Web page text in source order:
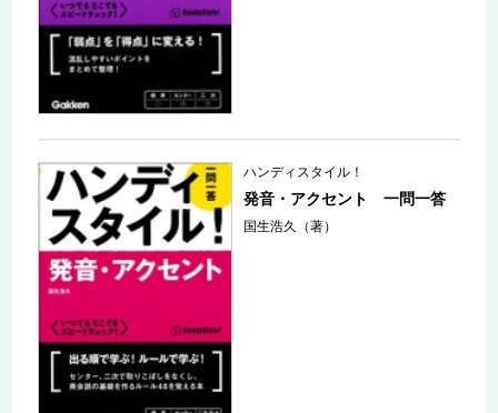
ハンディスタイル！
発音・アクセント 一問一答
国生浩久（著）